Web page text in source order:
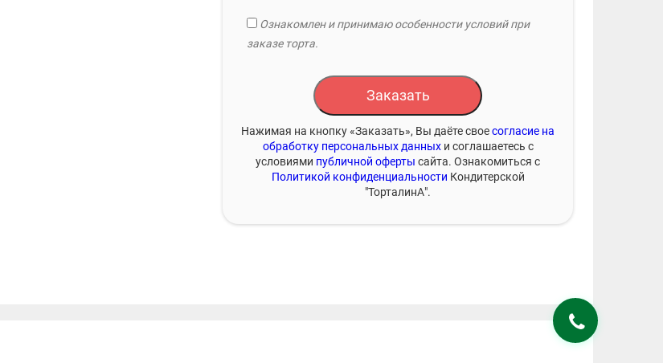
Ознакомлен и принимаю особенности условий при
заказе торта.
Заказать
Нажимая на кнопку «Заказать», Вы даёте своесогласие на
обработку персональных данныхи соглашаетесь с
условиями публичной оферты сайта. Ознакомиться с
Политикой конфиденциальности Кондитерской
"ТорталинА".